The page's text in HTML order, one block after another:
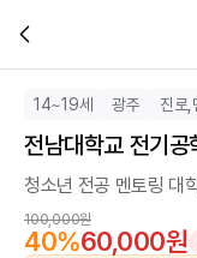
14~19세 광주 진로,
전남대학교 전기공
청소년 전공 멘토링 대
100,000원
40%60,000원